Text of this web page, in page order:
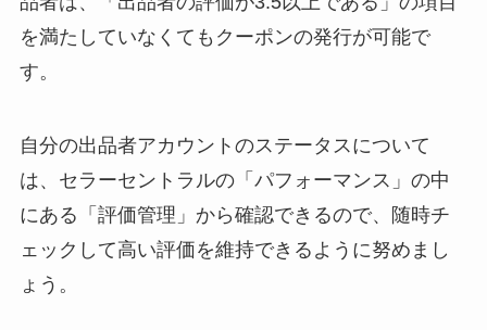
を満たしていなくてもクーポンの発行が可能で
す。
自分の出品者アカウントのステータスについて
は、セラーセントラルの「パフォーマンス」の中
にある「評価管理」から確認できるので、随時チ
ェックして高い評価を維持できるように努めまし
ょう。